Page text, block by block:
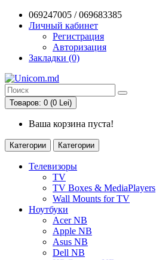
069247005 / 069683385
Личный кабинет
Регистрация
Авторизация
Закладки (0)
Товаров: 0 (0 Lei)
Ваша корзина пуста!
Категории Категории
Телевизоры
TV
TV Boxes & MediaPlayers
Wall Mounts for TV
Ноутбуки
Acer NB
Apple NB
Asus NB
Dell NB